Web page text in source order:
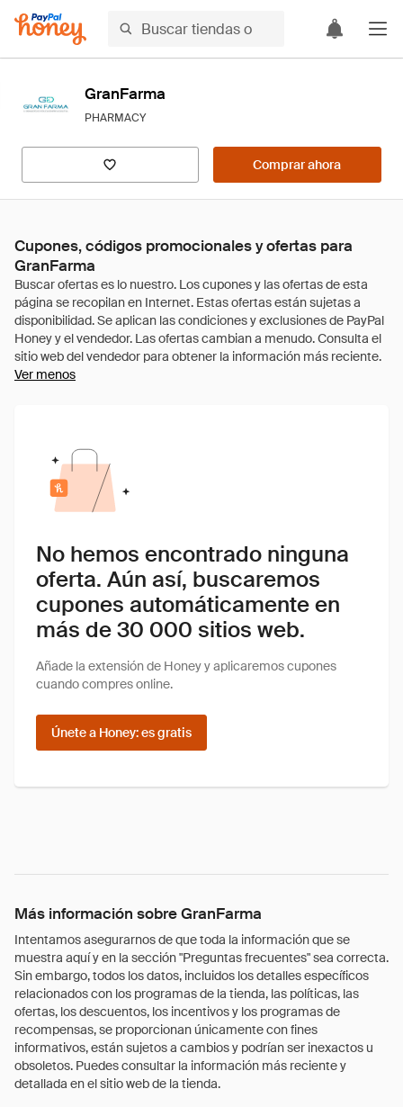
GranFarma
PHARMACY
Comprar ahora
Cupones, códigos promocionales y ofertas para
GranFarma
Ver menos
No hemos encontrado ninguna
oferta. Aún así, buscaremos
cupones automáticamente en
más de 30 000 sitios web.
Añade la extensión de Honey y aplicaremos cupones
cuando compres online.
Únete a Honey: es gratis
Más información sobre GranFarma
Intentamos asegurarnos de que toda la información que se
muestra aquí y en la sección "Preguntas frecuentes" sea correcta.
Sin embargo, todos los datos, incluidos los detalles específicos
relacionados con los programas de la tienda, las políticas, las
ofertas, los descuentos, los incentivos y los programas de
recompensas, se proporcionan únicamente con fines
informativos, están sujetos a cambios y podrían ser inexactos u
obsoletos. Puedes consultar la información más reciente y
detallada en el sitio web de la tienda.